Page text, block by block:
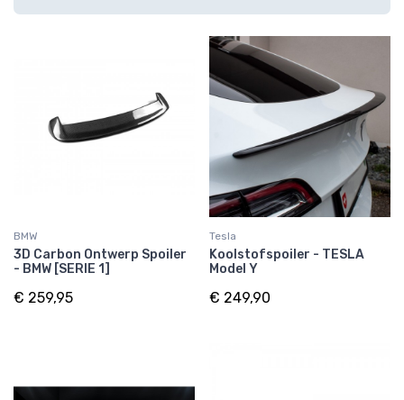
BMW
3D Carbon Ontwerp Spoiler
- BMW [SERIE 1]
€ 259,95
Tesla
Koolstofspoiler - TESLA
Model Y
€ 249,90